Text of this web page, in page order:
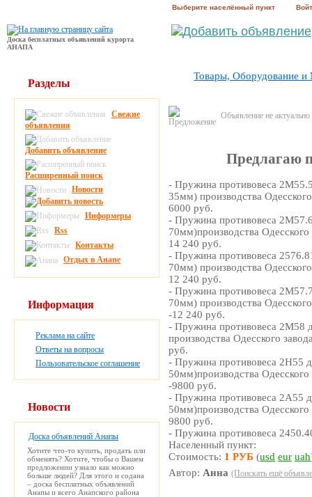
Выберите населённый пункт
Доска бесплатных объявлений курорта
АНАПА
Товары, Оборудование и
Объявление не
Предлагаю
- Пружина противовеса
35мм) производства
6000 руб.
- Пружина противовеса
70мм)производства Одесского
14 240 руб.
- Пружина противовеса
70мм) производства
12 240 руб.
- Пружина противовеса
70мм) производства
-12 240 руб.
- Пружина противовеса 2М58
производства Одесского
руб.
- Пружина противовеса 2Н55
50мм)производства Одесского
-9800 руб.
- Пружина противовеса 2А55
50мм)производства Одесского
9800 руб.
- Пружина противовеса
Населенный пункт:
Стоимость: 1 РУБ (usd eur uah
Автор: Анна (Поискать ещё
Разделы
Свежие
объявления
Добавить объявление
Расширенный поиск
Новости
Информеры
Rss
Контакты
Отдых в Анапе
Информация
Реклама на сайте
Ответы на вопросы
Пользовательское соглашение
Новости
Доска объявлений Анапы
Хотите что-то купить, продать или
обменять? Хотите, чтобы о Вашем
предложении узнало как можно
больше людей? Для этого и содана
– доска бесплатных объявлений
Анапы и всего Анапского района